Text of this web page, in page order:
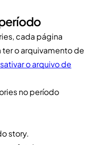
cada página
o arquivamento de
o arquivo de
no período
story.